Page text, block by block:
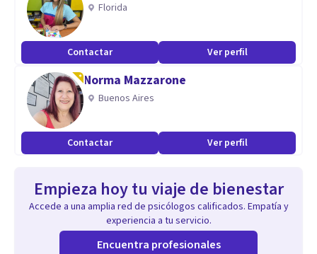
Florida
Contactar Ver perfil
Norma Mazzarone
Buenos Aires
Contactar Ver perfil
Empieza hoy tu viaje de bienestar
Accede a una amplia red de psicólogos calificados. Empatía y
experiencia a tu servicio.
Encuentra profesionales